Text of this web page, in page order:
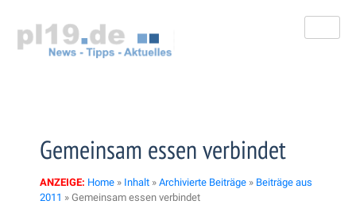
springen
Gemeinsam essen verbindet
ANZEIGE: Home » Inhalt » Archivierte Beiträge » Beiträge aus
2011 » Gemeinsam essen verbindet